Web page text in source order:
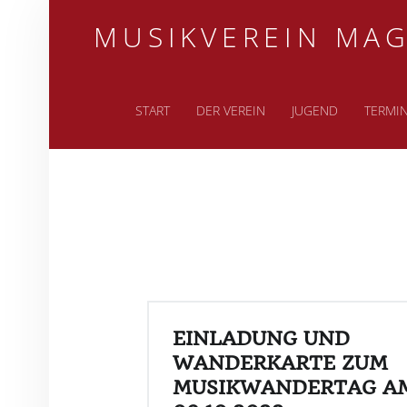
MUSIKVEREIN
START DER VEREIN JUGEND
EINLADUNG UND
WANDERKARTE ZUM
MUSIKWANDERTAG